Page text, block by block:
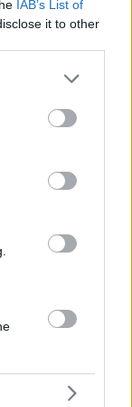
IAB’s List of
it to other
more Google
may click to
party tags to
below Google